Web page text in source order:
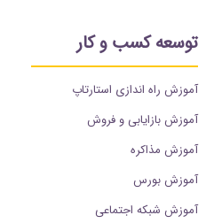
توسعه کسب و کار
آموزش راه اندازی استارتاپ
آموزش بازایابی و فروش
آموزش مذاکره
آموزش بورس
آموزش شبکه اجتماعی